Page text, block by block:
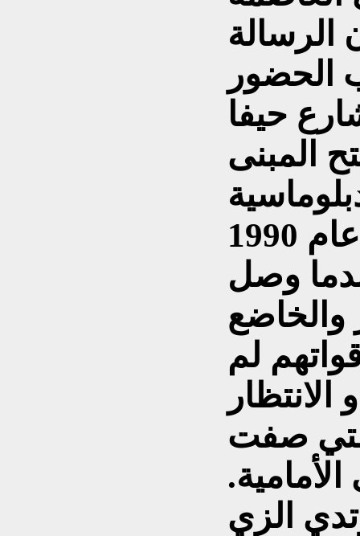
الرسالة
الحضور
حيفا
المبنى
التي غادرت العراق منذ عام 1990
وصل
والخاضع
لم
صفت
الزي